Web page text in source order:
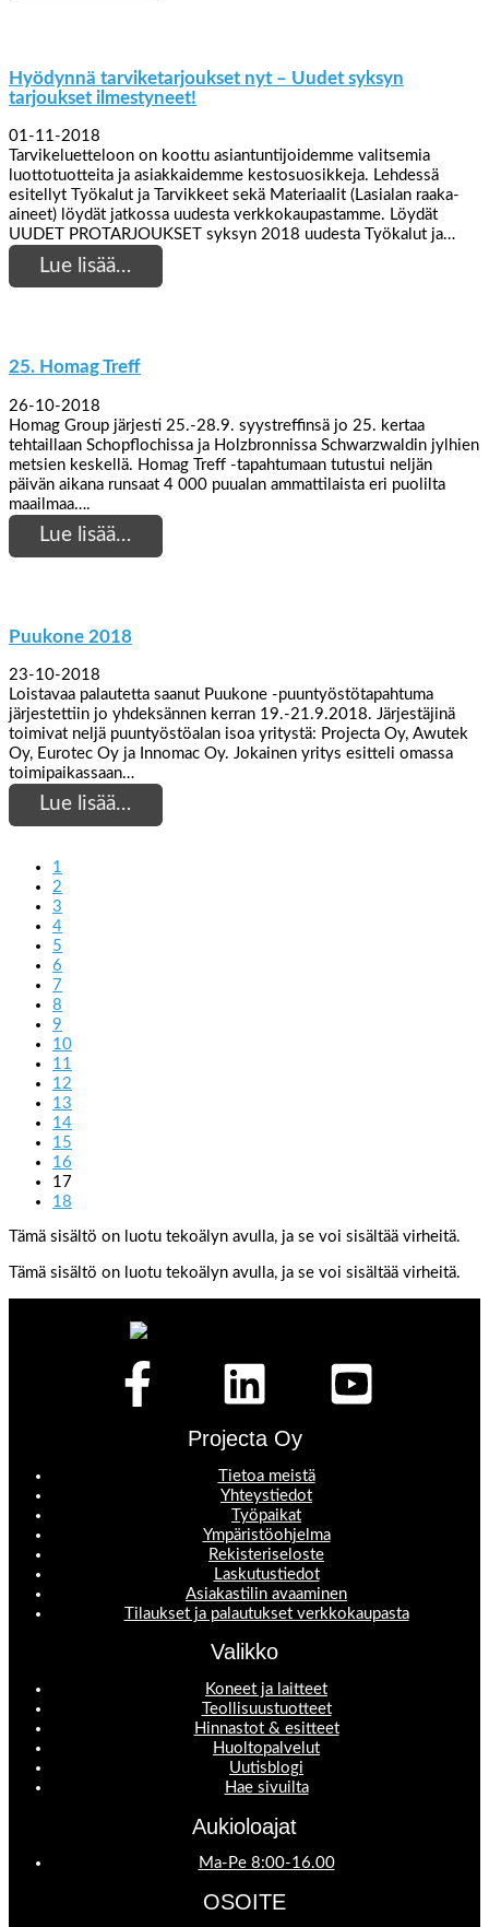
Hyödynnä tarviketarjoukset nyt – Uudet syksyn
tarjoukset ilmestyneet!
01-11-2018
Tarvikeluetteloon on koottu asiantuntijoidemme valitsemia
luottotuotteita ja asiakkaidemme kestosuosikkeja. Lehdessä
esitellyt Työkalut ja Tarvikkeet sekä Materiaalit (Lasialan raaka-
aineet) löydät jatkossa uudesta verkkokaupastamme. Löydät
UUDET PROTARJOUKSET syksyn 2018 uudesta Työkalut ja…
Lue lisää…
25. Homag Treff
26-10-2018
Homag Group järjesti 25.-28.9. syystreffinsä jo 25. kertaa
tehtaillaan Schopflochissa ja Holzbronnissa Schwarzwaldin jylhien
metsien keskellä. Homag Treff -tapahtumaan tutustui neljän
päivän aikana runsaat 4 000 puualan ammattilaista eri puolilta
maailmaa….
Lue lisää…
Puukone 2018
23-10-2018
Loistavaa palautetta saanut Puukone -puuntyöstötapahtuma
järjestettiin jo yhdeksännen kerran 19.-21.9.2018. Järjestäjinä
toimivat neljä puuntyöstöalan isoa yritystä: Projecta Oy, Awutek
Oy, Eurotec Oy ja Innomac Oy. Jokainen yritys esitteli omassa
toimipaikassaan…
Lue lisää…
1
2
3
4
5
6
7
8
9
10
11
12
13
14
15
16
17
18
Tämä sisältö on luotu tekoälyn avulla, ja se voi sisältää virheitä.
Tämä sisältö on luotu tekoälyn avulla, ja se voi sisältää virheitä.
Projecta Oy
Tietoa meistä
Yhteystiedot
Työpaikat
Ympäristöohjelma
Rekisteriseloste
Laskutustiedot
Asiakastilin avaaminen
Tilaukset ja palautukset verkkokaupasta
Valikko
Koneet ja laitteet
Teollisuustuotteet
Hinnastot & esitteet
Huoltopalvelut
Uutisblogi
Hae sivuilta
Aukioloajat
Ma-Pe 8:00-16.00
OSOITE